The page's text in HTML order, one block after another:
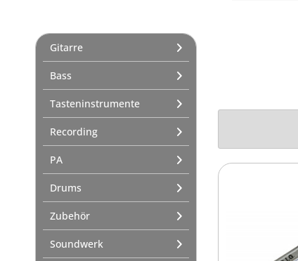
Cymbals / Gongs & Sounds
Ride
Drum Hardware
Beckenständer / Beckenarme
Percussion
Musikalische Früherziehung
Cajons
Djemben / Darboukas
Handtrommeln
Handpans
Kleinpercussion
Gitarre
Bass
Tasteninstrumente
Recording
PA
Drums
Zubehör
Soundwerk